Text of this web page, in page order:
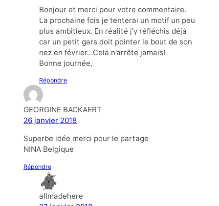
Bonjour et merci pour votre commentaire.
La prochaine fois je tenterai un motif un peu
plus ambitieux. En réalité j’y réfléchis déjà
car un petit gars doit pointer le bout de son
nez en février…Cela n’arrête jamais!
Bonne journée,
Répondre
GEORGINE BACKAERT
26 janvier 2018
Superbe idée merci pour le partage
NINA Belgique
Répondre
allmadehere